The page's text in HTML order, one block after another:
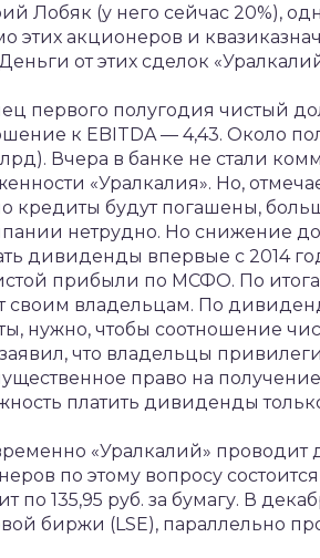
Лобяк (у него сейчас 20%),
этих акционеров и
Деньги от этих сделок
первого полугодия чистый
к EBITDA — 4,43. Около
Вчера в банке не стали
«Уралкалия». Но,
кредиты будут погашены,
нетрудно. Но снижение
дивиденды впервые с 2014
прибыли по МСФО. По
своим владельцам. По
нужно, чтобы соотношение
что владельцы
право на
платить дивиденды
«Уралкалий» проводит
по этому вопросу
по 135,95 руб. за бумагу. В
биржи (LSE), параллельно